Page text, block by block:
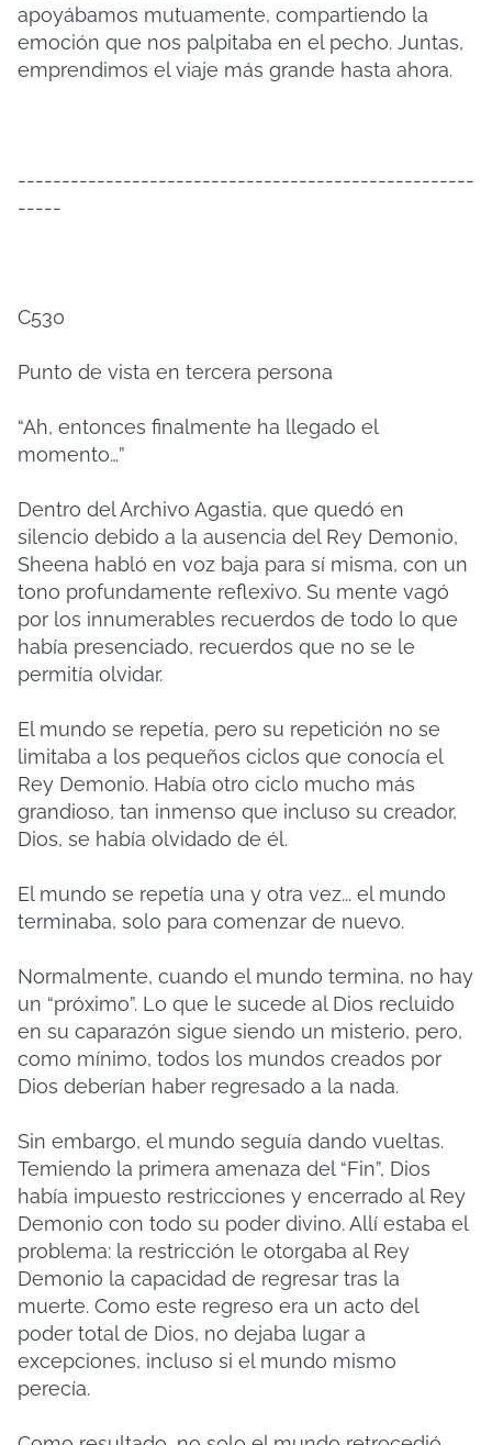
apoyábamos mutuamente, compartiendo la
emoción que nos palpitaba en el pecho. Juntas,
emprendimos el viaje más grande hasta ahora.
----------------------------------------------------
-----
C530
Punto de vista en tercera persona
“Ah, entonces finalmente ha llegado el
momento…”
Dentro del Archivo Agastia, que quedó en
silencio debido a la ausencia del Rey Demonio,
Sheena habló en voz baja para sí misma, con un
tono profundamente reflexivo. Su mente vagó
por los innumerables recuerdos de todo lo que
había presenciado, recuerdos que no se le
permitía olvidar.
El mundo se repetía, pero su repetición no se
limitaba a los pequeños ciclos que conocía el
Rey Demonio. Había otro ciclo mucho más
grandioso, tan inmenso que incluso su creador,
Dios, se había olvidado de él.
El mundo se repetía una y otra vez... el mundo
terminaba, solo para comenzar de nuevo.
Normalmente, cuando el mundo termina, no hay
un “próximo”. Lo que le sucede al Dios recluido
en su caparazón sigue siendo un misterio, pero,
como mínimo, todos los mundos creados por
Dios deberían haber regresado a la nada.
Sin embargo, el mundo seguía dando vueltas.
Temiendo la primera amenaza del “Fin”, Dios
había impuesto restricciones y encerrado al Rey
Demonio con todo su poder divino. Allí estaba el
problema: la restricción le otorgaba al Rey
Demonio la capacidad de regresar tras la
muerte. Como este regreso era un acto del
poder total de Dios, no dejaba lugar a
excepciones, incluso si el mundo mismo
perecía.